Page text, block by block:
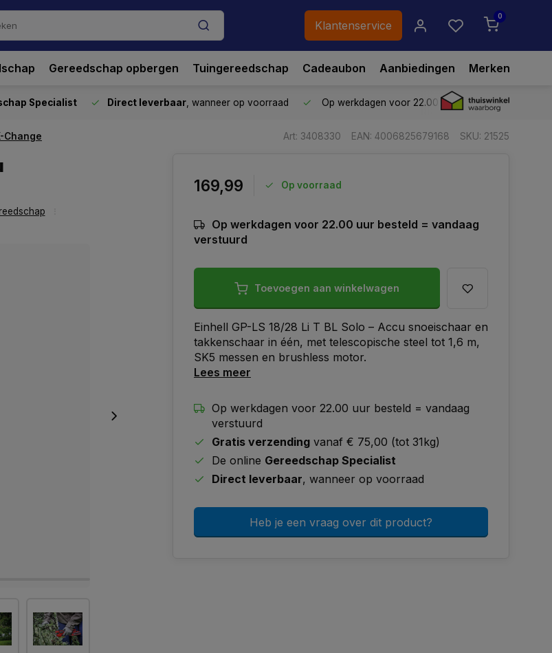
Klantenservice
0
Gereedschap opbergen Tuingereedschap Cadeaubon Aanbiedingen Merken
Specialist Direct leverbaar , wanneer op voorraad Op werkdagen voor 22.00 uur besteld,vandaag
Change Art: 3408330 EAN: 4006825679168 SKU: 21525
169,99 Op voorraad
Op werkdagen voor 22.00 uur besteld = vandaag
verstuurd
Toevoegen aan winkelwagen
Einhell GP-LS 18/28 Li T BL Solo – Accu snoeischaar en
takkenschaar in één, met telescopische steel tot 1,6 m,
SK5 messen en brushless motor.
Lees meer
Op werkdagen voor 22.00 uur besteld = vandaag
verstuurd
Gratis verzending vanaf € 75,00 (tot 31kg)
De online Gereedschap Specialist
Direct leverbaar, wanneer op voorraad
Heb je een vraag over dit product?